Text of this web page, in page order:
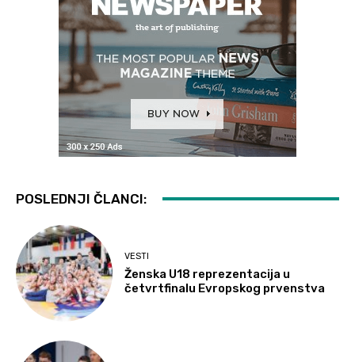
POSLEDNJI ČLANCI:
VESTI
Ženska U18 reprezentacija u
četvrtfinalu Evropskog prvenstva